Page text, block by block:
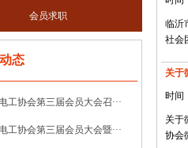
会员求职
态
工协会第三届会员大会召···
工协会第三届会员大会暨···
临沂
社会
关于
时间
关于
协会